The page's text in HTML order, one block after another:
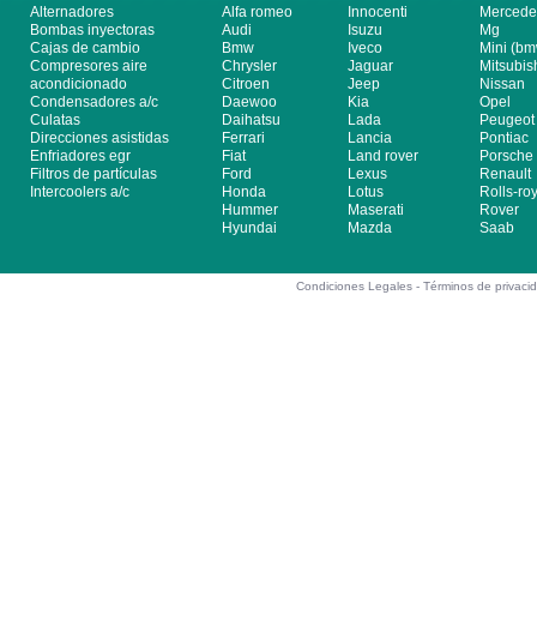
Alternadores
Bombas inyectoras
Cajas de cambio
Compresores aire
acondicionado
Condensadores a/c
Culatas
Direcciones asistidas
Enfriadores egr
Filtros de partículas
Intercoolers a/c
Alfa romeo
Audi
Bmw
Chrysler
Citroen
Daewoo
Daihatsu
Ferrari
Fiat
Ford
Honda
Hummer
Hyundai
Innocenti
Isuzu
Iveco
Jaguar
Jeep
Kia
Lada
Lancia
Land rover
Lexus
Lotus
Maserati
Mazda
Mg
Mini
Nissan
Opel
Peugeot
Pontiac
Porsche
Renault
Rolls-
Rover
Saab
Condiciones Legales -Términos de